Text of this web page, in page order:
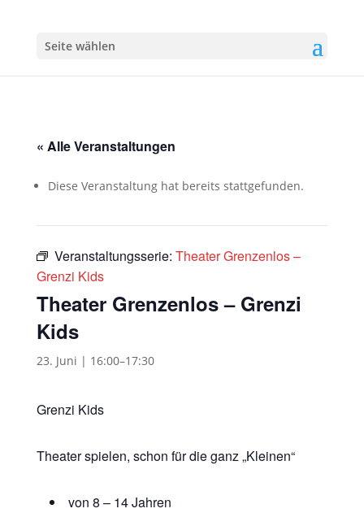
Seite wählen
« Alle Veranstaltungen
Diese Veranstaltung hat bereits stattgefunden.
Veranstaltungsserie: Theater Grenzenlos –
Grenzi Kids
Theater Grenzenlos – Grenzi
Kids
23. Juni | 16:00–17:30
Grenzi Kids
Theater spielen, schon für die ganz „Kleinen“
von 8 – 14 Jahren